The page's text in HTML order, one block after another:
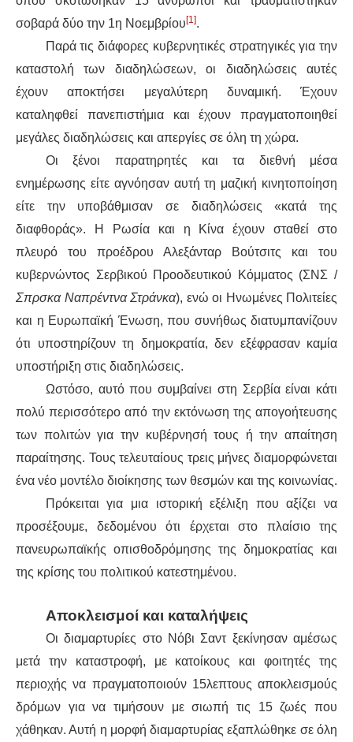
ΛΑΤΙΝΙΚΉ ΑΜΕΡΙΚΉ
ΑΣΊΑ / ΩΚΕΑΝΊΑ
ΑΦΡΙΚΉ
ΕΡΓΑΤΙΚΌ ΚΊΝΗΜΑ
ΚΙΝΗΤΟΠΟΙΉΣΕΙΣ
ΕΙΔΉΣΕΙΣ
ΑΝΑΚΟΙΝΏΣΕΙΣ
ΑΝΑΛΎΣΕΙΣ
ΚΙΝΉΜΑΤΑ
ΚΙΝΗΤΟΠΟΙΉΣΕΙΣ
ΕΙΔΉΣΕΙΣ
ΑΝΑΚΟΙΝΏΣΕΙΣ
ΝΕΟΛΑΊΑ
ΑΝΤΙΦΑΣΙΣΤΙΚΌ
ΑΝΤΙΡΑΤΣΙΣΤΙΚΌ
LGBTQIA+
ΠΕΡΙΒΆΛΛΟΝ
ΚΙΝΉΜΑΤΑ ΠΌΛΗΣ
σοβαρά δύο την 1η Νοεμβρίου [1].
Παρά τις διάφορες κυβερνητικές στρατηγικές για την
καταστολή των διαδηλώσεων, οι διαδηλώσεις αυτές
έχουν αποκτήσει μεγαλύτερη δυναμική. Έχουν
καταληφθεί πανεπιστήμια και έχουν πραγματοποιηθεί
μεγάλες διαδηλώσεις και απεργίες σε όλη τη χώρα.
Οι ξένοι παρατηρητές και τα διεθνή μέσα
ενημέρωσης είτε αγνόησαν αυτή τη μαζική κινητοποίηση
είτε την υποβάθμισαν σε διαδηλώσεις «κατά της
διαφθοράς». Η Ρωσία και η Κίνα έχουν σταθεί στο
πλευρό του προέδρου Αλεξάνταρ Βούτσιτς και του
κυβερνώντος Σερβικού Προοδευτικού Κόμματος (ΣΝΣ /
Σπρσκα Ναπρέντνα Στράνκα), ενώ οι Ηνωμένες Πολιτείες
και η Ευρωπαϊκή Ένωση, που συνήθως διατυμπανίζουν
ότι υποστηρίζουν τη δημοκρατία, δεν εξέφρασαν καμία
υποστήριξη στις διαδηλώσεις.
Ωστόσο, αυτό που συμβαίνει στη Σερβία είναι κάτι
πολύ περισσότερο από την εκτόνωση της απογοήτευσης
των πολιτών για την κυβέρνησή τους ή την απαίτηση
παραίτησης. Τους τελευταίους τρεις μήνες διαμορφώνεται
ένα νέο μοντέλο διοίκησης των θεσμών και της κοινωνίας.
Πρόκειται για μια ιστορική εξέλιξη που αξίζει να
προσέξουμε, δεδομένου ότι έρχεται στο πλαίσιο της
πανευρωπαϊκής οπισθοδρόμησης της δημοκρατίας και
της κρίσης του πολιτικού κατεστημένου.
Αποκλεισμοί και καταλήψεις
Οι διαμαρτυρίες στο Νόβι Σαντ ξεκίνησαν αμέσως
μετά την καταστροφή, με κατοίκους και φοιτητές της
περιοχής να πραγματοποιούν 15λεπτους αποκλεισμούς
δρόμων για να τιμήσουν με σιωπή τις 15 ζωές που
χάθηκαν. Αυτή η μορφή διαμαρτυρίας εξαπλώθηκε σε όλη